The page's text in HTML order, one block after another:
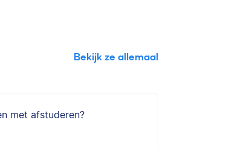
Bekijk ze allemaal
met afstuderen?